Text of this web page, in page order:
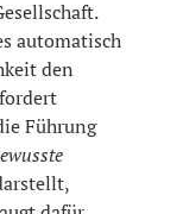
automatisch
den
Führung